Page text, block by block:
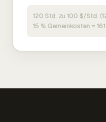
120 Std. zu 100 $/Std.
15 % Gemeinkosten =